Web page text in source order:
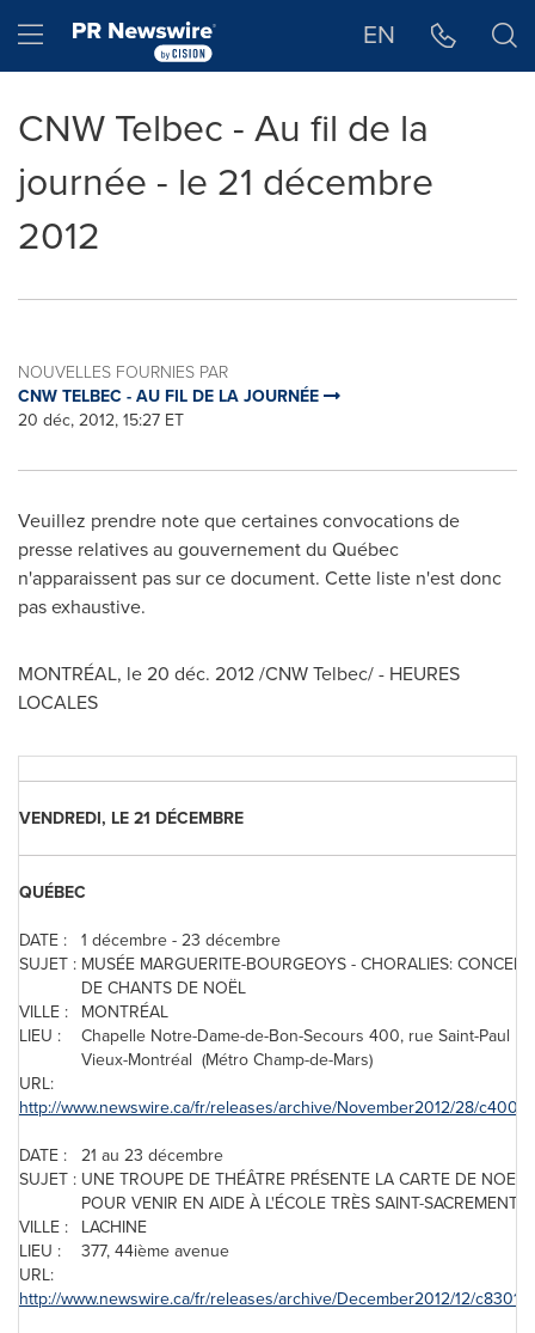
Hamburger menu EN
CNW Telbec - Au fil de la
journée - le 21 décembre
2012
NOUVELLES FOURNIES PAR
CNW TELBEC - AU FIL DE LA JOURNÉE
20 déc, 2012, 15:27 ET
Veuillez prendre note que certaines convocations de
presse relatives au gouvernement du Québec
n'apparaissent pas sur ce document. Cette liste n'est donc
pas exhaustive.
MONTRÉAL, le 20 déc. 2012 /CNW Telbec/ - HEURES
LOCALES
VENDREDI, LE 21 DÉCEMBRE
QUÉBEC
DATE : 1 décembre - 23 décembre
SUJET : MUSÉE MARGUERITE-BOURGEOYS - CHORALIES:
DE CHANTS DE NOËL
VILLE : MONTRÉAL
LIEU :
Chapelle Notre-Dame-de-Bon-Secours 400, rue Saint-Paul
Vieux-Montréal (Métro Champ-de-Mars)
URL:
http://www.newswire.ca/fr/releases/archive/November2012/28/
DATE : 21 au 23 décembre
SUJET : UNE TROUPE DE THÉÂTRE PRÉSENTE LA CARTE DE NOEL
POUR VENIR EN AIDE À L'ÉCOLE TRÈS SAINT-SACREMENT
VILLE : LACHINE
LIEU :
377, 44ième avenue
URL:
http://www.newswire.ca/fr/releases/archive/December2012/12/